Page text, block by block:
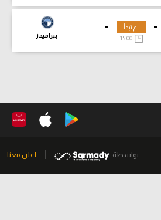
-
-
بيراميدز
لم تبدأ
15:00
بواسطة اعلن معنا